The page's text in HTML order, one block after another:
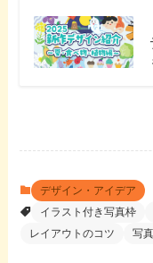
デザイン・アイデア
イラスト付き写真枠
レイアウトのコツ
写